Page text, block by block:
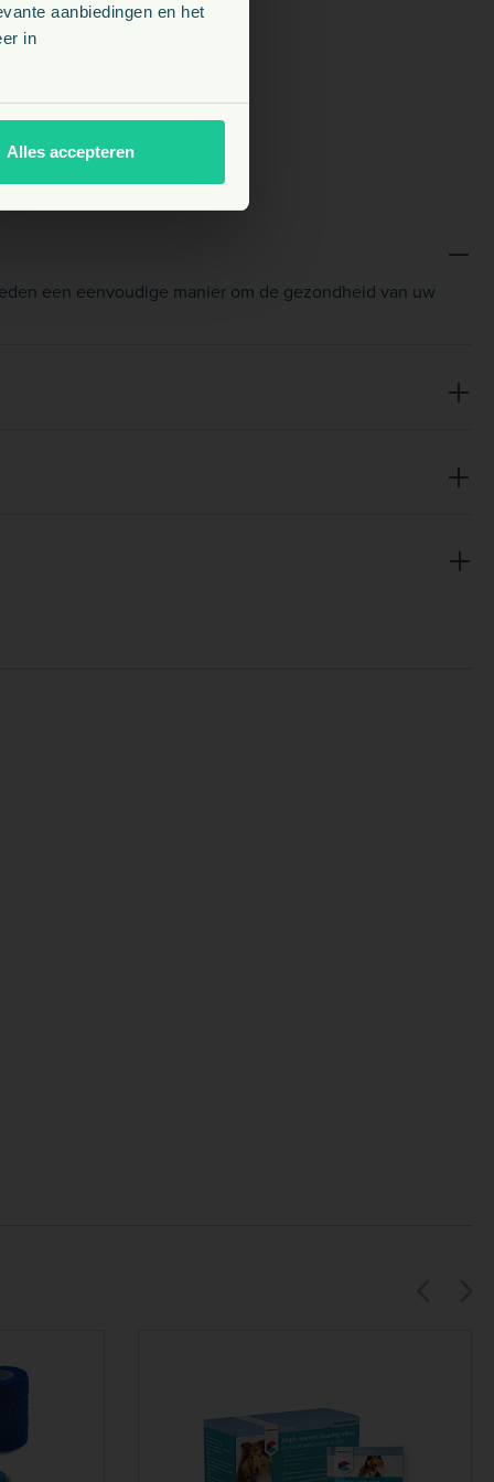
aanbiedingen en het
in
Alles accepteren
een eenvoudige manier om de gezondheid van uw